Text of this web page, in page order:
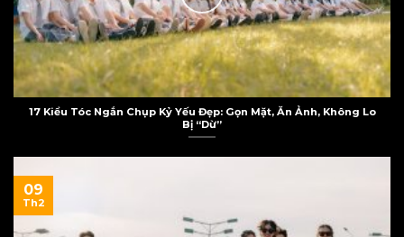
17 Kiểu Tóc Ngắn Chụp Kỷ Yếu Đẹp: Gọn Mặt, Ăn Ảnh, Không Lo
Bị “Dừ”
09
Th2